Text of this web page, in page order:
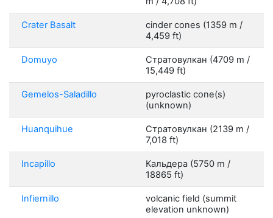
Crater Basalt
cinder cones (1359 m /
4,459 ft)
Domuyo
Стратовулкан (4709 m /
15,449 ft)
Gemelos-Saladillo
pyroclastic cone(s)
(unknown)
Huanquihue
Стратовулкан (2139 m /
7,018 ft)
Incapillo
Кальдера (5750 m /
18865 ft)
Infiernillo
volcanic field (summit
elevation unknown)